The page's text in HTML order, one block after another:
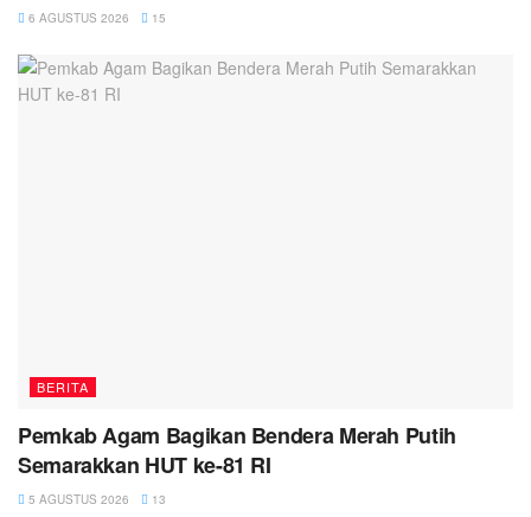
6 AGUSTUS 2026 15
BERITA
Pemkab Agam Bagikan Bendera Merah Putih
Semarakkan HUT ke-81 RI
5 AGUSTUS 2026 13